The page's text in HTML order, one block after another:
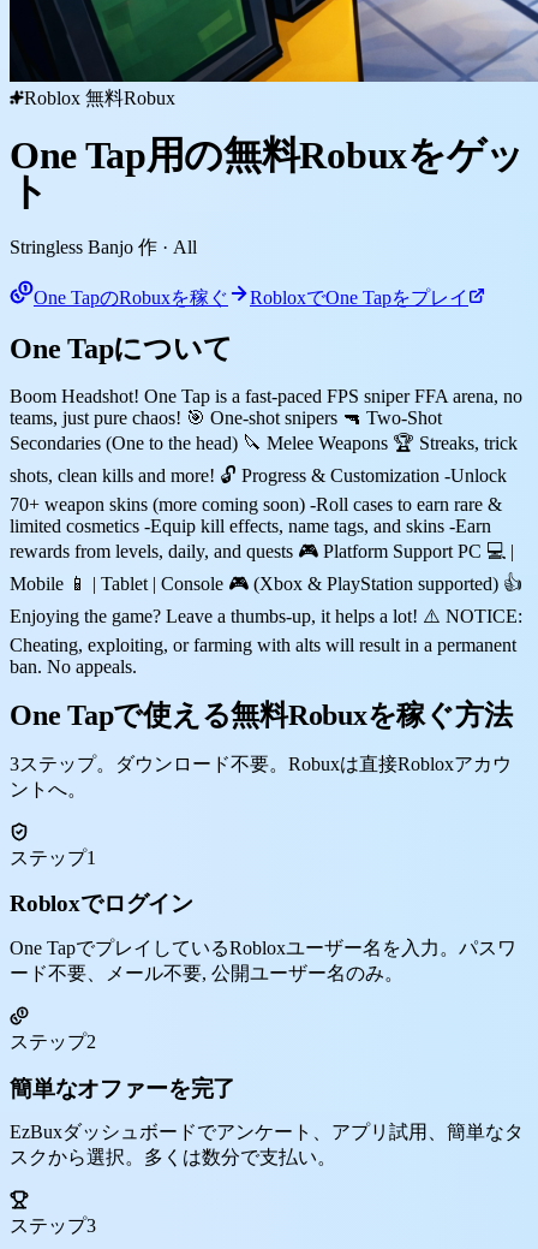
Roblox 無料Robux
One Tap用の無料Robuxをゲッ
ト
Stringless Banjo 作 · All
One TapのRobuxを稼ぐ RobloxでOne Tapをプレイ
One Tapについて
Boom Headshot! One Tap is a fast-paced FPS sniper FFA arena, no
teams, just pure chaos! 🎯 One-shot snipers 🔫 Two-Shot
Secondaries (One to the head) 🔪 Melee Weapons 🏆 Streaks, trick
shots, clean kills and more! 🔓 Progress & Customization -Unlock
70+ weapon skins (more coming soon) -Roll cases to earn rare &
limited cosmetics -Equip kill effects, name tags, and skins -Earn
rewards from levels, daily, and quests 🎮 Platform Support PC 💻 |
Mobile 📱 | Tablet | Console 🎮 (Xbox & PlayStation supported) 👍
Enjoying the game? Leave a thumbs-up, it helps a lot! ⚠️ NOTICE:
Cheating, exploiting, or farming with alts will result in a permanent
ban. No appeals.
One Tapで使える無料Robuxを稼ぐ方法
3ステップ。ダウンロード不要。Robuxは直接Robloxアカウ
ントへ。
ステップ1
Robloxでログイン
One TapでプレイしているRobloxユーザー名を入力。パスワ
ード不要、メール不要, 公開ユーザー名のみ。
ステップ2
簡単なオファーを完了
EzBuxダッシュボードでアンケート、アプリ試用、簡単なタ
スクから選択。多くは数分で支払い。
ステップ3